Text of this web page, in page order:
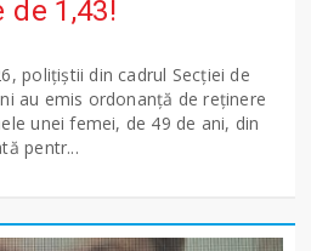
de 1,43!
polițiștii din cadrul Secției de
au emis ordonanță de reținere
unei femei, de 49 de ani, din
pentr...